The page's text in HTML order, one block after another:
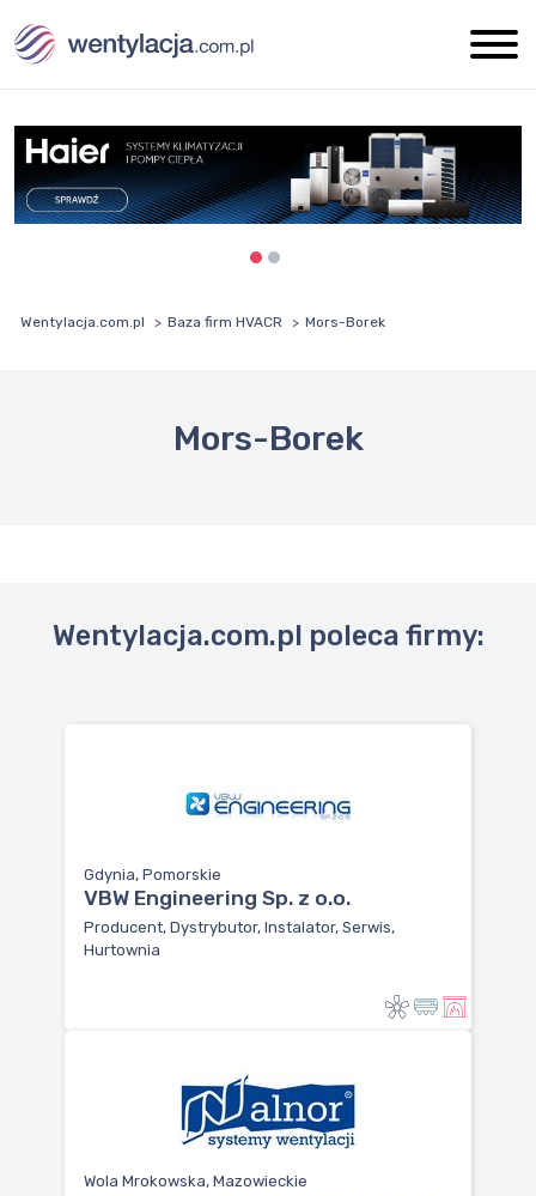
Wentylacja.com.pl Baza firm HVACR Mors-Borek
Mors-Borek
Wentylacja.com.pl poleca firmy:
Gdynia, Pomorskie
VBW Engineering Sp. z o.o.
Producent, Dystrybutor, Instalator, Serwis,
Hurtownia
Wola Mrokowska, Mazowieckie